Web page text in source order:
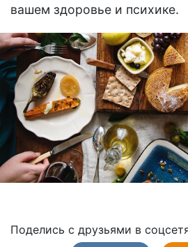
вашем здоровье и психике.
Поделись с друзьями в